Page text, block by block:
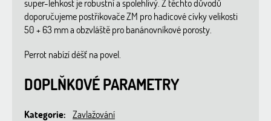
super-lehkost je robustní a spolehlivý. Z těchto důvodů
doporučujeme postřikovače ZM pro hadicové cívky velikosti
50 + 63 mm a obzvláště pro banánovníkové porosty.
Perrot nabízí déšť na povel.
DOPLŇKOVÉ PARAMETRY
Kategorie: Zavlažování